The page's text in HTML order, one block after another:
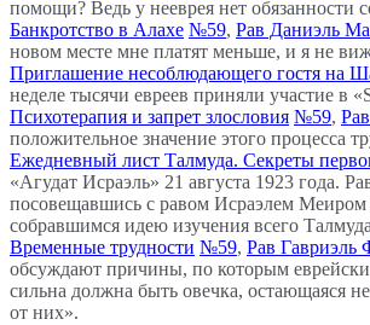
помощи? Ведь у нееврея нет обязанности
Банкротство в Алахе №59, Рав Даниэль
новом месте мне платят меньше, и я не
Приглашение несоблюдающего гостя на
неделе тысячи евреев приняли участие в
Психотерапия и запрет злословия №59,
положительное значение этого процесса
Ежедневный лист Талмуда. Секреты
«Агудат Исраэль» 21 августа 1923 года.
посовещавшись с равом Исраэлем
собравшимся идею изучения всего
Временные трудности №59, Рав Гавриэль
обсуждают причины, по которым
сильна должна быть овечка, остающаяся
от них».